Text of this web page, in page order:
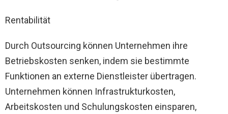
Rentabilität
Durch Outsourcing können Unternehmen ihre
Betriebskosten senken, indem sie bestimmte
Funktionen an externe Dienstleister übertragen.
Unternehmen können Infrastrukturkosten,
Arbeitskosten und Schulungskosten einsparen,